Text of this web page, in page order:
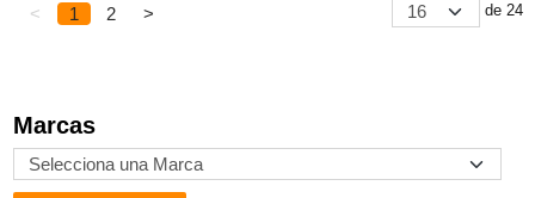
Marcas
< 1 2 > de 24